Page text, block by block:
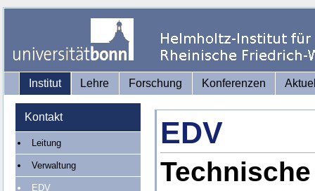
Institut Lehre Forschung Konferenzen
Kontakt
Leitung
Verwaltung
EDV
EDV